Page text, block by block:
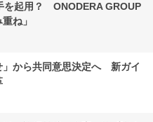
を起用？ ONODERA GROUP
ね」
」から共同意思決定へ 新ガイ